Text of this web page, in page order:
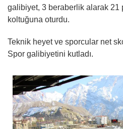
galibiyet, 3 beraberlik alarak 21
koltuğuna oturdu.
Teknik heyet ve sporcular net
Spor galibiyetini kutladı.